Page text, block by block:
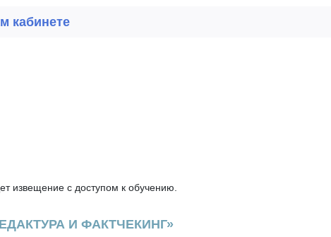
кабинете
извещение с доступом к обучению.
И ФАКТЧЕКИНГ»